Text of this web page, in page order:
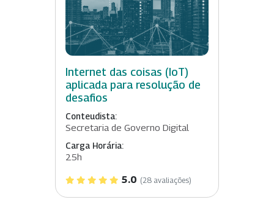
Internet das coisas (IoT)
aplicada para resolução de
desafios
Conteudista:
Secretaria de Governo Digital
Carga Horária:
25h
5.0 (28 avaliações)